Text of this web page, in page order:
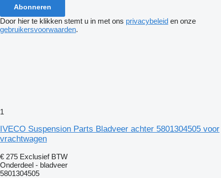
Abonneren
Door hier te klikken stemt u in met ons privacybeleid en onze
gebruikersvoorwaarden.
1
IVECO Suspension Parts Bladveer achter 5801304505 voor
vrachtwagen
€ 275 Exclusief BTW
Onderdeel - bladveer
5801304505